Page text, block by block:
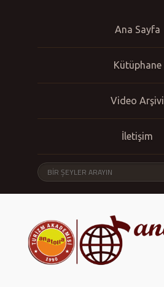
Ana Sayfa
Kütüphane
Video Arşivi
İletişim